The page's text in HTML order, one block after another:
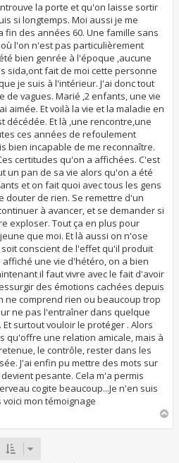
la porte et qu'on laisse sortir
si longtemps. Moi aussi je me
fin des années 60. Une famille sans
l'on n'est pas particulièrement
bien genrée à l'époque ,aucune
sida,ont fait de moi cette personne
je suis à l'intérieur. J'ai donc tout
vagues. Marié ,2 enfants, une vie
aimée. Et voilà la vie et la maladie en
décédée. Et là ,une rencontre,une
ces années de refoulement
bien incapable de me reconnaître.
certitudes qu'on a affichées. C'est
un pan de sa vie alors qu'on a été
et on fait quoi avec tous les gens
douter de rien. Se remettre d'un
à avancer, et se demander si
exploser. Tout ça en plus pour
que moi. Et là aussi on n'ose
conscient de l'effet qu'il produit
une vie d'hétéro, on a bien
il faut vivre avec le fait d'avoir
des émotions cachées depuis
ne comprend rien ou beaucoup trop
ne pas l'entraîner dans quelque
surtout vouloir le protéger . Alors
qu'offre une relation amicale, mais à
le contrôle, rester dans les
J'ai enfin pu mettre des mots sur
pesante. Cela m'a permis
cogite beaucoup...Je n'en suis
mon témoignage